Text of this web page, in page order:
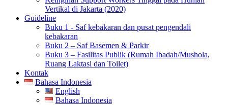
Vertikal di Jakarta (2020)
Guideline
Buku 1 - Saf kebakaran dan pusat pengendali
kebakaran
Buku 2 – Saf Basemen & Parkir
Buku 3 – Fasilitas Publik (Rumah Ibadah/Mushola,
Ruang Laktasi dan Toilet)
Kontak
Bahasa Indonesia
English
Bahasa Indonesia